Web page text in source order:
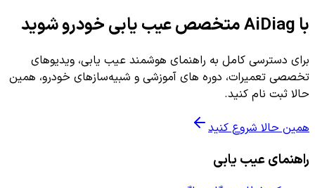
با AiDiag متخصص عیب یابی خودرو شوید
برای دسترسی کامل به راهنمای هوشمند عیب یابی، ویدیوهای
تخصصی تعمیرات، دوره های آموزشی و شبیه‌سازهای خودرو، همین
حالا ثبت نام کنید.
همین حالا شروع کنید
راهنمای عیب یابی